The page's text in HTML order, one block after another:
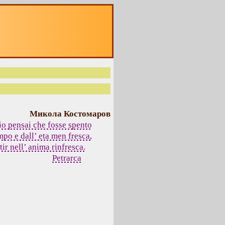
Микола Костомаров
pensai che fosse spento
e dall’ eta men fresca,
nell’ anima rinfresca.
Petrarca